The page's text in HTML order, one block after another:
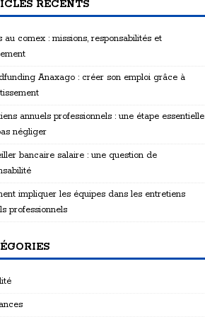
RÉCENTS
au comex : missions, responsabilités et
Anaxago : créer son emploi grâce à
annuels professionnels : une étape essentielle
négliger
bancaire salaire : une question de
impliquer les équipes dans les entretiens
professionnels